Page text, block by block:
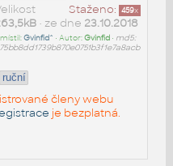
Staženo: 459x
• ze dne 23.10.2018
Gvinfid^ • Autor:Gvinfid• md5:
ruční
členy webu
je bezplatná.